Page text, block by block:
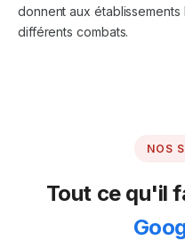
donnent aux
différents combats.
NOS
Tout ce qu'il